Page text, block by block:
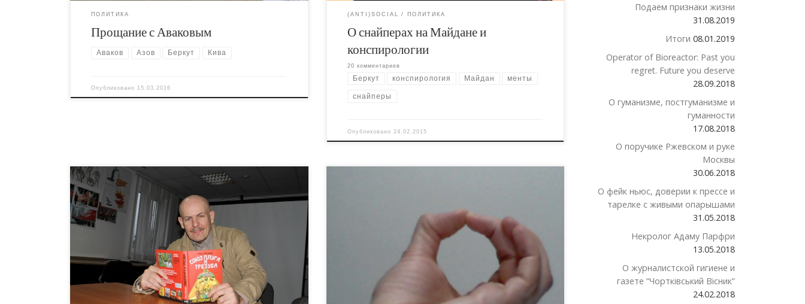
ПОЛИТИКА
Прощание с Аваковым
Аваков Азов Беркут Кива
Опубликовано 15.03.2016
(ANTI)SOCIAL ПОЛИТИКА
О снайперах на Майдане и
конспирологии
20 комментариев
Беркут конспирология Майдан менты
снайперы
Опубликовано 24.02.2015
Несколько лет спустя я наткнулся в интернете на эту
книгу. Я скачал "Вурдалака" и принес его домой
(тогда у меня еще не было интернета дома, и я
ходил по интернет кафе с дискетами, позже с CD-
RW). Я думал, что вот, сейчас я узнаю всю правду и
смогу громко смеяться в лицо патриотическим
пропагандистам. Я осилил пару страниц. Книга
оказалась говном. Просто говном.
алгоритма для быстрого и эффективного принятия
решений на Майдане. Вашему вниманию
представляется быстрый и эффективный способ,
который на порядки превосходит псевдо-
демократические решения: основанная на
случайности игра под названием Бимба-Беркут-
Баррикада.
Подаем признаки жизни
31.08.2019
Итоги 08.01.2019
Operator of Bioreactor: Past you
regret. Future you deserve
28.09.2018
О гуманизме, постгуманизме и
гуманности
17.08.2018
О поручике Ржевском и руке
Москвы
30.06.2018
О фейк ньюс, доверии к прессе и
тарелке с живыми опарышами
31.05.2018
Некролог Адаму Парфри
13.05.2018
О журналистской гигиене и
газете “Чортківський Вісник”
24.02.2018